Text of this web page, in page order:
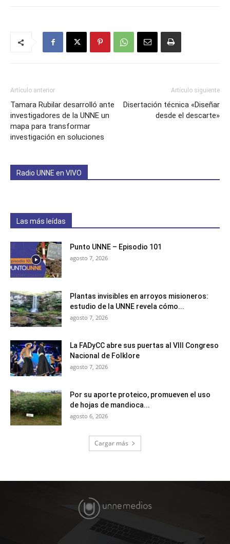
Artículo anterior
Tamara Rubilar desarrolló ante
investigadores de la UNNE un
mapa para transformar
investigación en soluciones
Artículo siguiente
Disertación técnica «Diseñar
desde el descarte»
Radio UNNE en VIVO
Las más leídas
Punto UNNE – Episodio 101
agosto 7, 2026
Plantas invisibles en arroyos misioneros:
estudio de la UNNE revela cómo...
agosto 7, 2026
La FADyCC abre sus puertas al VIII Congreso
Nacional de Folklore
agosto 7, 2026
Por su aporte proteico, promueven el uso
de hojas de mandioca...
agosto 6, 2026
Cargar más